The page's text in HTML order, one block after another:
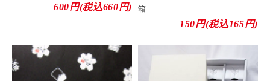
600円(税込660円)
箱
150円(税込165円)